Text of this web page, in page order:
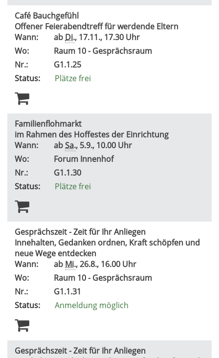
Café Bauchgefühl
Offener Feierabendtreff für werdende Eltern
Wann:
ab Di., 17.11., 17.30 Uhr
Wo:
Raum 10 - Gesprächsraum
Nr.:
G1.1.25
Status:
Plätze frei
Familienflohmarkt
im Rahmen des Hoffestes der Einrichtung
Wann:
abSa., 5.9., 10.00 Uhr
Wo:
Forum Innenhof
Nr.:
G1.1.30
Status:
Plätze frei
Gesprächszeit - Zeit für Ihr Anliegen
Innehalten, Gedanken ordnen, Kraft schöpfen und
neue Wege entdecken
Wann:
ab Mi., 26.8., 16.00 Uhr
Wo:
Raum 10 - Gesprächsraum
Nr.:
G1.1.31
Status:
Anmeldung möglich
Gesprächszeit - Zeit für Ihr Anliegen